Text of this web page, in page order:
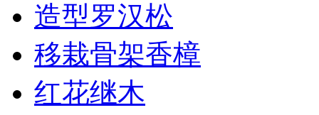
造型罗汉松
移栽骨架香樟
红花继木